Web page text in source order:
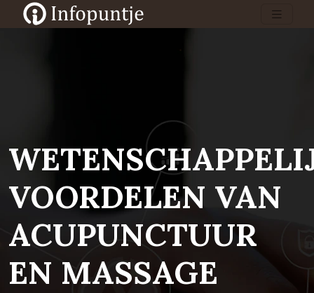
VOORDELEN VAN
ACUPUNCTUUR
EN MASSAGE